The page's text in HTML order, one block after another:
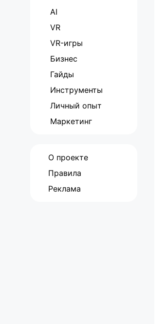
AI
VR
VR-игры
Бизнес
Гайды
Инструменты
Личный опыт
Маркетинг
О проекте
Правила
Реклама